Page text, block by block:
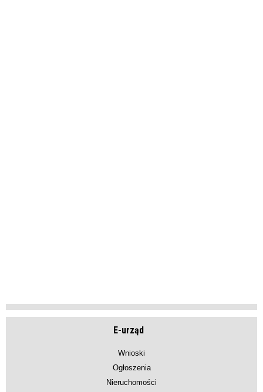
E-urząd
Wnioski
Ogłoszenia
Nieruchomości